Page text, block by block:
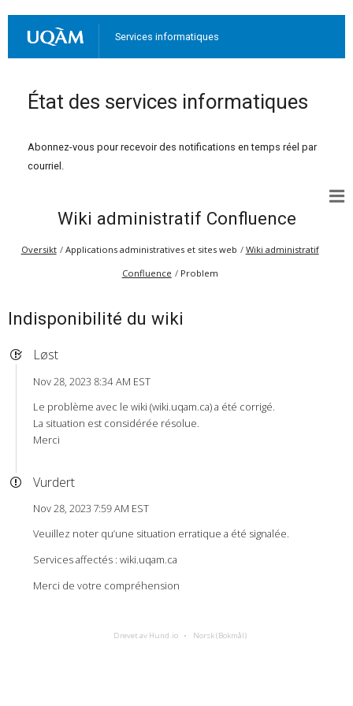
Services informatiques
État des services informatiques
Abonnez-vous pour recevoir des notifications en temps réel par
courriel.
Wiki administratif Confluence
Oversikt Applications administratives et sites web
Wiki administratif
Confluence
Problem
Indisponibilité du wiki
Løst
Nov 28, 2023 8:34 AM EST
Le problème avec le wiki (wiki.uqam.ca) a été corrigé.
La situation est considérée résolue.
Merci
Vurdert
Nov 28, 2023 7:59 AM EST
Veuillez noter qu’une situation erratique a été signalée.
Services affectés : wiki.uqam.ca
Merci de votre compréhension
Drevet av Hund.io Norsk (Bokmål)